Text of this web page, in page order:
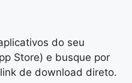
do seu
Store) e busque por
de download direto.